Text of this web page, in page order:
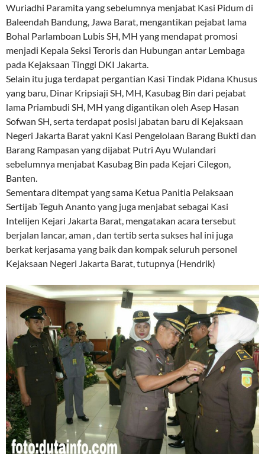
Wuriadhi Paramita yang sebelumnya menjabat Kasi Pidum di
Baleendah Bandung, Jawa Barat, mengantikan pejabat lama
Bohal Parlamboan Lubis SH, MH yang mendapat promosi
menjadi Kepala Seksi Teroris dan Hubungan antar Lembaga
pada Kejaksaan Tinggi DKI Jakarta.
Selain itu juga terdapat pergantian Kasi Tindak Pidana Khusus
yang baru, Dinar Kripsiaji SH, MH, Kasubag Bin dari pejabat
lama Priambudi SH, MH yang digantikan oleh Asep Hasan
Sofwan SH, serta terdapat posisi jabatan baru di Kejaksaan
Negeri Jakarta Barat yakni Kasi Pengelolaan Barang Bukti dan
Barang Rampasan yang dijabat Putri Ayu Wulandari
sebelumnya menjabat Kasubag Bin pada Kejari Cilegon,
Banten.
Sementara ditempat yang sama Ketua Panitia Pelaksaan
Sertijab Teguh Ananto yang juga menjabat sebagai Kasi
Intelijen Kejari Jakarta Barat, mengatakan acara tersebut
berjalan lancar, aman , dan tertib serta sukses hal ini juga
berkat kerjasama yang baik dan kompak seluruh personel
Kejaksaan Negeri Jakarta Barat, tutupnya (Hendrik)